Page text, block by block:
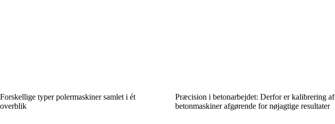
Forskellige typer polermaskiner samlet i ét
overblik
Præcision i betonarbejdet: Derfor er kalibrering af
betonmaskiner afgørende for nøjagtige resultater